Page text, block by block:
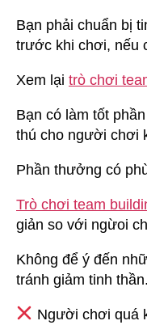
Bạn phải chuẩn bị
trước khi chơi, nếu
Xem lại trò chơi
Bạn có làm tốt
thú cho người chơi
Phần thưởng có
Trò chơi team
giản so với ngừoi
Không để ý đến
tránh giảm tinh thần.
Người chơi quá